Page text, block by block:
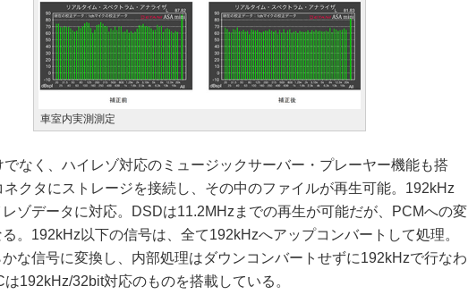
車室内実測測定
なく、ハイレゾ対応のミュージックサーバー・プレーヤー機能も搭
クタにストレージを接続し、その中のファイルが再生可能。192kHz
レゾデータに対応。DSDは11.2MHzまでの再生が可能だが、PCMへの変
。192kHz以下の信号は、全て192kHzへアップコンバートして処理。
かな信号に変換し、内部処理はダウンコンバートせずに192kHzで行なわ
192kHz/32bit対応のものを搭載している。